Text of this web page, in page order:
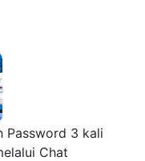
Password 3 kali
Chat